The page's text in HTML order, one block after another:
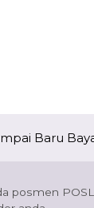
Baru
posmen